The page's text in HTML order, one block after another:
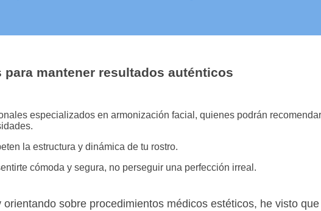
para mantener resultados auténticos
especializados en armonización facial, quienes podrán
la estructura y dinámica de tu rostro.
cómoda y segura, no perseguir una perfección irreal.
sobre procedimientos médicos estéticos, he visto